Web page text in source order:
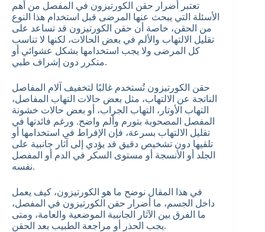
تعتبر أضرار حقن الكورتيزون في المفصل من أهم
الأسئلة التي يبحث عنها المرضى قبل استخدام هذا النوع
من الحقن، خاصة أن حقن الكورتيزون قد تساعد على
تقليل الالتهاب والألم في بعض الحالات، لكنها لا تناسب
كل المرضى ولا يجب استخدامها بشكل عشوائي أو
متكرر دون إشراف طبي.
حقن الكورتيزون تُستخدم غالبًا لتخفيف آلام المفاصل
الناتجة عن الالتهاب، مثل بعض حالات التهاب المفاصل،
التهاب الأوتار، التهاب الجراب، أو بعض حالات خشونة
المفصل المصحوبة بتورم وألم واضح. ورغم فائدتها في
تقليل الالتهاب بسرعة، فإن الإفراط في استخدامها أو
تلقيها دون تشخيص دقيق قد يؤدي إلى آثار جانبية على
الجلد أو الأنسجة أو مستوى السكر في الدم أو المفصل
نفسه.
في هذا المقال نوضح ما هو الكورتيزون، كيف يعمل
داخل الجسم، ما أضرار حقن الكورتيزون في المفصل،
ما الفرق بين الآثار الجانبية الموضعية والعامة، ومتى
يجب الحذر أو مراجعة الطبيب بعد الحقن.